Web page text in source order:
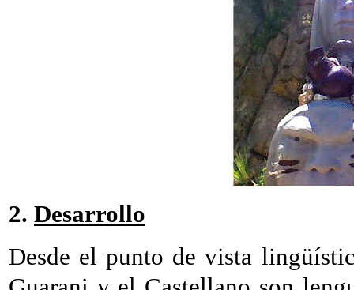
2. Desarrollo
Desde el punto de vista